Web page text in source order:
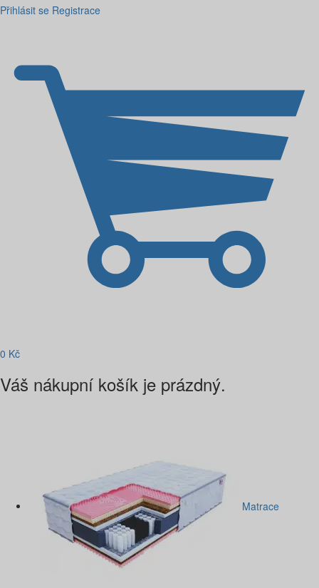
Přihlásit se Registrace
0 Kč
Váš nákupní košík je prázdný.
Matrace